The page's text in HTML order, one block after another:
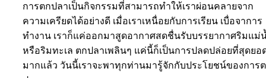
การตกปลาเป็นกิจกรรมที่สามารถทำให้เราผ่อนคลายจาก
ความเครียดได้อย่างดี เมื่อเราเหนื่อยกับการเรียน เบื่อจาการ
ทำงาน เราก็แค่ออกมาสูดอากาศสดชื่นรับบรรยากาศริมแม่
หรือริมทะเล ตกปลาเพลินๆ แค่นี้ก็เป็นการปลดปล่อยที่สุดยอ
มากแล้ว วันนี้เราจะพาทุกท่านมารู้จักกับประโยชน์ของการ